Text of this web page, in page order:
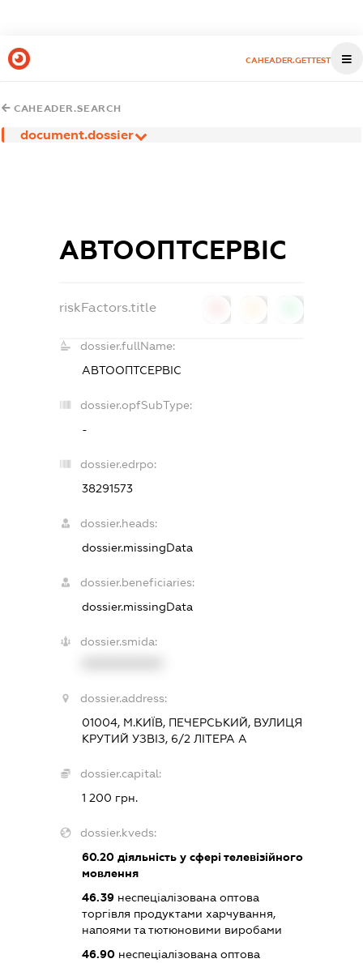
CAHEADER.GETTEST
CAHEADER.SEARCH
document.dossier
АВТООПТСЕРВІС
riskFactors.title
dossier.fullName:
АВТООПТСЕРВІС
dossier.opfSubType:
-
dossier.edrpo:
38291573
dossier.heads:
dossier.missingData
dossier.beneficiaries:
dossier.missingData
dossier.smida:
dossier.address:
01004, М.КИЇВ, ПЕЧЕРСЬКИЙ, ВУЛИЦЯ
КРУТИЙ УЗВІЗ, 6/2 ЛІТЕРА А
dossier.capital:
1 200 грн.
dossier.kveds:
60.20 діяльність у сфері телевізійного
мовлення
46.39 неспеціалізована оптова
торгівля продуктами харчування,
напоями та тютюновими виробами
46.90 неспеціалізована оптова